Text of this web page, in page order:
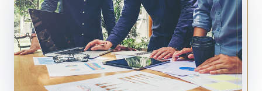
SALES & DISTRIBUTION
Modern Trade Key Account Management
Quản trị khách hàng trọng điểm kênh hiện đại
Design Winning Ecommerce Channel